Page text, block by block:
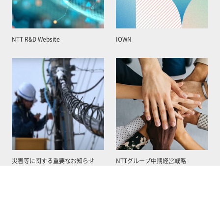
NTT R&D Website IOWN
災害等に関する重要なお知らせ NTTグループ中期経営戦略